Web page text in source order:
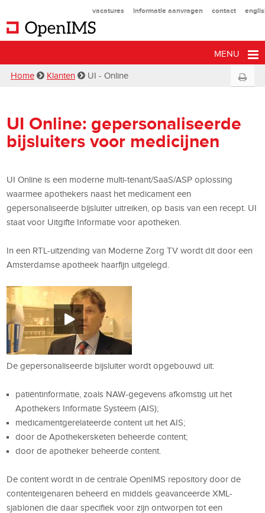
vacatures informatie aanvragen contact
MENU
Home Klanten UI - Online
UI Online: gepersonaliseerde
bijsluiters voor medicijnen
UI Online is een moderne multi-tenant/SaaS/ASP oplossing
waarmee apothekers naast het medicament een
gepersonaliseerde bijsluiter uitreiken, op basis van een recept. UI
staat voor Uitgifte Informatie voor apotheken.
In een RTL-uitzending van Moderne Zorg TV wordt dit door een
Amsterdamse apotheek haarfijn uitgelegd.
De gepersonaliseerde bijsluiter wordt opgebouwd uit:
patiëntinformatie, zoals NAW-gegevens afkomstig uit het
Apothekers Informatie Systeem (AIS);
medicamentgerelateerde content uit het AIS;
door de Apothekersketen beheerde content;
door de apotheker beheerde content.
De content wordt in de centrale OpenIMS repository door de
contenteigenaren beheerd en middels geavanceerde XML-
sjablonen die daar specifiek voor zijn ontworpen tot een